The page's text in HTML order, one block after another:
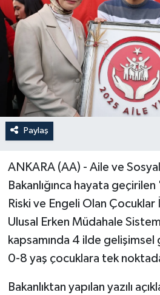
Paylaş
ANKARA (AA) - Aile ve
Bakanlığınca hayata
Riski ve Engeli Olan Çocuklar
Ulusal Erken Müdahale
kapsamında 4 ilde gelişimsel
0-8 yaş çocuklara tek
Bakanlıktan yapılan yazılı